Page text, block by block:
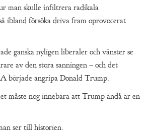
man skulle infiltrera radikala
ibland försöka driva fram oprovocerat
ganska nyligen liberaler och vänster se
av den stora sanningen – och det
började angripa Donald Trump.
måste nog innebära att Trump ändå är en
ser till historien.